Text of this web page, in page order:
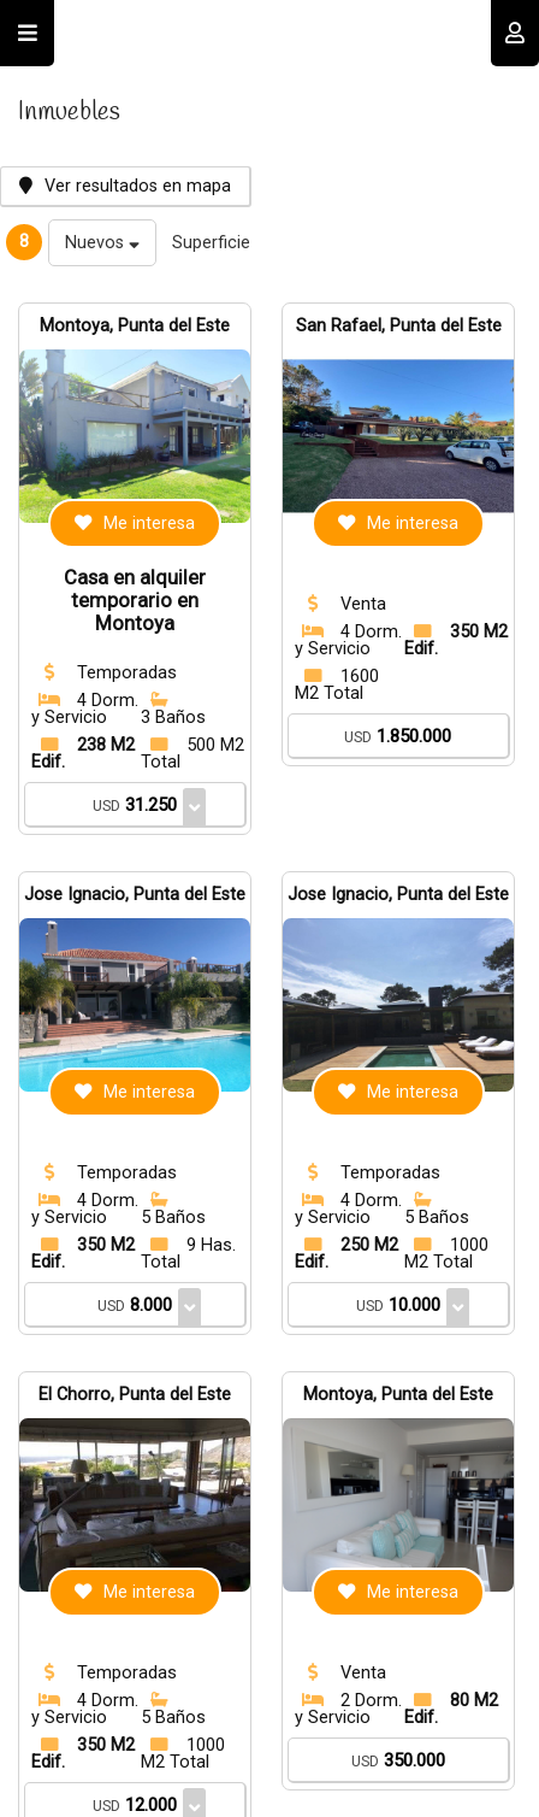
Recordar datos
INGRESAR
Olvidé mi clave Registro
Inmuebles
Ver resultados en mapa
8 Nuevos Superficie
Montoya, Punta del Este
Me interesa
Casa en alquiler
temporario en
Montoya
Temporadas
4 Dorm.
y Servicio
3 Baños
238 M2
Edif.
500 M2
Total
USD 31.250
San Rafael, Punta del Este
Me interesa
Venta
4 Dorm.
y Servicio
350 M2
Edif.
1600
M2 Total
USD 1.850.000
Jose Ignacio, Punta del Este
Me interesa
Temporadas
4 Dorm.
y Servicio
5 Baños
350 M2
Edif.
9 Has.
Total
USD 8.000
Jose Ignacio, Punta del Este
Me interesa
Temporadas
4 Dorm.
y Servicio
5 Baños
250 M2
Edif.
1000
M2 Total
USD 10.000
El Chorro, Punta del Este
Me interesa
Temporadas
4 Dorm.
y Servicio
5 Baños
350 M2
Edif.
1000
M2 Total
USD 12.000
Montoya, Punta del Este
Me interesa
Venta
2 Dorm.
y Servicio
80 M2
Edif.
USD 350.000